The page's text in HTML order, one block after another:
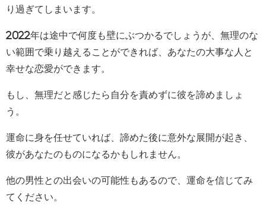
り過ぎてしまいます。
2022年は途中で何度も壁にぶつかるでしょうが、無理のな
い範囲で乗り越えることができれば、あなたの大事な人と
幸せな恋愛ができます。
もし、無理だと感じたら自分を責めずに彼を諦めましょ
う。
運命に身を任せていれば、諦めた後に意外な展開が起き、
彼があなたのものになるかもしれません。
他の男性との出会いの可能性もあるので、運命を信じてみ
てください。